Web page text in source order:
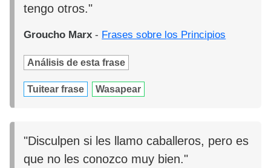
tengo otros."
Groucho Marx - Frases sobre los Principios
Análisis de esta frase
Tuitear frase Wasapear
"Disculpen si les llamo caballeros, pero es
que no les conozco muy bien."